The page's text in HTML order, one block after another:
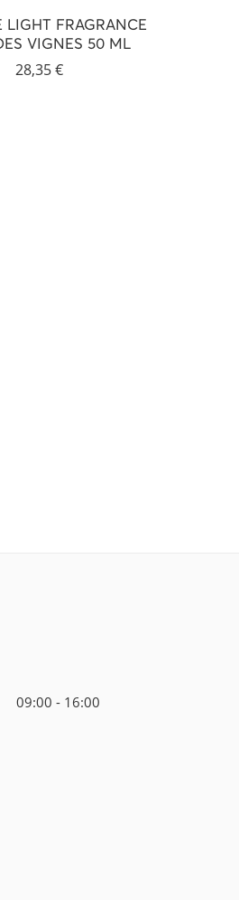
LIGHT FRAGRANCE
VIGNES 50 ML
28,35€
09:00 - 16:00